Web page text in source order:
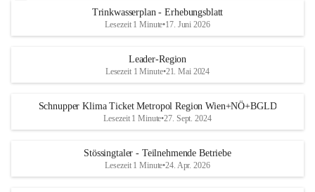
Trinkwasserplan - Erhebungsblatt
Lesezeit 1 Minute•17. Juni 2026
Leader-Region
Lesezeit 1 Minute•21. Mai 2024
Schnupper Klima Ticket Metropol Region Wien+NÖ+BGLD
Lesezeit 1 Minute•27. Sept. 2024
Stössingtaler - Teilnehmende Betriebe
Lesezeit 1 Minute•24. Apr. 2026